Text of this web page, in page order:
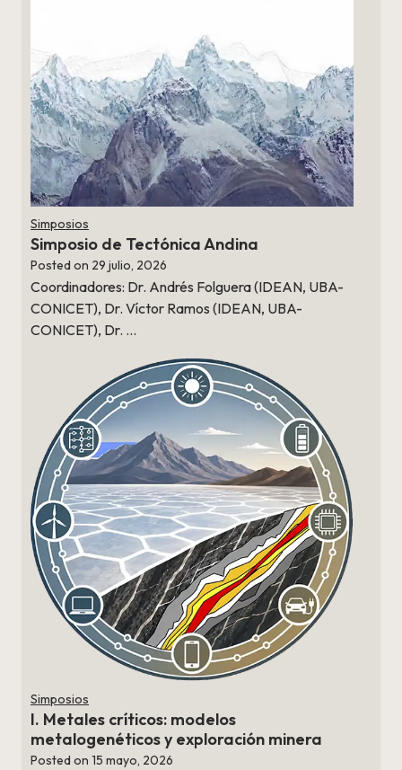
Simposios
Simposio de Tectónica Andina
Posted on 29 julio, 2026
Coordinadores: Dr. Andrés Folguera (IDEAN, UBA-
CONICET), Dr. Víctor Ramos (IDEAN, UBA-
CONICET), Dr. …
Simposios
I. Metales críticos: modelos
metalogenéticos y exploración minera
Posted on 15 mayo, 2026